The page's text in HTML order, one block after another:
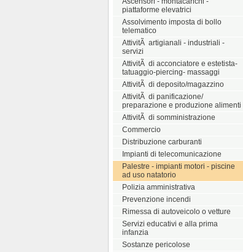
piattaforme elevatrici
Assolvimento imposta di bollo
telematico
AttivitÃ artigianali - industriali -
servizi
AttivitÃ di acconciatore e estetista-
tatuaggio-piercing- massaggi
AttivitÃ di deposito/magazzino
AttivitÃ di panificazione/
preparazione e produzione alimenti
AttivitÃ di somministrazione
Commercio
Distribuzione carburanti
Impianti di telecomunicazione
Palestre - impianti motori - piscine
ad uso natatorio
Polizia amministrativa
Prevenzione incendi
Rimessa di autoveicolo o vetture
Servizi educativi e alla prima
infanzia
Sostanze pericolose